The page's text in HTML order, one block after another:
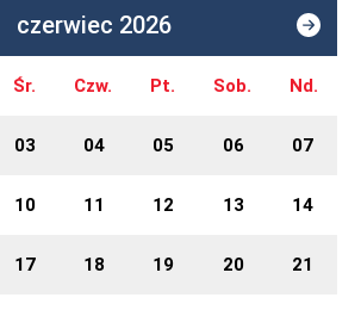
czerwiec 2026
Śr. Czw. Pt. Sob. Nd.
03 04 05 06 07
10 11 12 13 14
17 18 19 20 21